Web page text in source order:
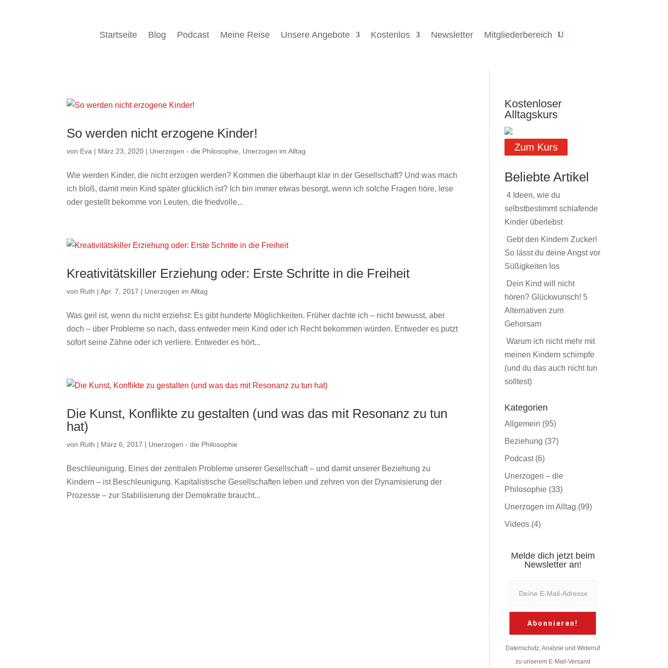
Startseite Blog Podcast Meine Reise Unsere Angebote Kostenlos Newsletter Mitgliederbereich
So werden nicht erzogene Kinder!
von Eva | März 23, 2020 | Unerzogen - die Philosophie Unerzogen im Alltag
Wie werden Kinder, die nicht erzogen werden? Kommen die überhaupt klar in der Gesellschaft? Und was mach
ich bloß, damit mein Kind später glücklich ist? Ich bin immer etwas besorgt, wenn ich solche Fragen höre, lese
oder gestellt bekomme von Leuten, die friedvolle...
Kreativitätskiller Erziehung oder: Erste Schritte in die Freiheit
von Ruth |Apr. 7, 2017 | Unerzogen im Alltag
Was geil ist, wenn du nicht erziehst: Es gibt hunderte Möglichkeiten. Früher dachte ich – nicht bewusst, aber
doch – über Probleme so nach, dass entweder mein Kind oder ich Recht bekommen würden. Entweder es putzt
sofort seine Zähne oder ich verliere. Entweder es hört...
Die Kunst, Konflikte zu gestalten (und was das mit Resonanz zu tun
hat)
von Ruth | März 6, 2017 | Unerzogen - die Philosophie
Beschleunigung. Eines der zentralen Probleme unserer Gesellschaft – und damit unserer Beziehung zu
Kindern – ist Beschleunigung. Kapitalistische Gesellschaften leben und zehren von der Dynamisierung der
Prozesse – zur Stabilisierung der Demokratie braucht...
Kostenloser
Alltagskurs
Zum Kurs
Beliebte Artikel
4 Ideen, wie du
selbstbestimmt schlafende
Kinder überlebst
Gebt den Kindern Zucker!
So lässt du deine Angst vor
Süßigkeiten los
Dein Kind will nicht
hören? Glückwunsch! 5
Alternativen zum
Gehorsam
Warum ich nicht mehr mit
meinen Kindern schimpfe
(und du das auch nicht tun
solltest)
Kategorien
Allgemein (95)
Beziehung (37)
Podcast(6)
Unerzogen – die
Philosophie (33)
Unerzogen im Alltag (99)
Videos (4)
Melde dich jetzt beim
Newsletter an!
Abonnieren!
Datenschutz, Analyse und Widerruf
zu unserem E-Mail-Versand